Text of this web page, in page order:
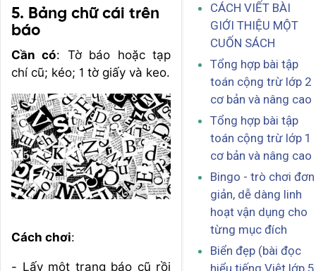
5. Bảng chữ cái trên
báo
Cần có: Tờ báo hoặc tạp
chí cũ; kéo; 1 tờ giấy và keo.
Cách chơi:
- Lấy một trang báo cũ rồi
CÁCH VIẾT BÀI
GIỚI THIỆU MỘT
CUỐN SÁCH
Tổng hợp bài tập
toán cộng trừ lớp 2
cơ bản và nâng cao
Tổng hợp bài tập
toán cộng trừ lớp 1
cơ bản và nâng cao
Bingo - trò chơi đơn
giản, dễ dàng linh
hoạt vận dụng cho
từng mục đích
Biển đẹp (bài đọc